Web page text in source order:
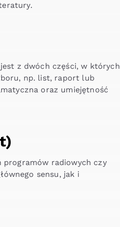
z dwóch części, w których
np. list, raport lub
oraz umiejętność
radiowych czy
sensu, jak i